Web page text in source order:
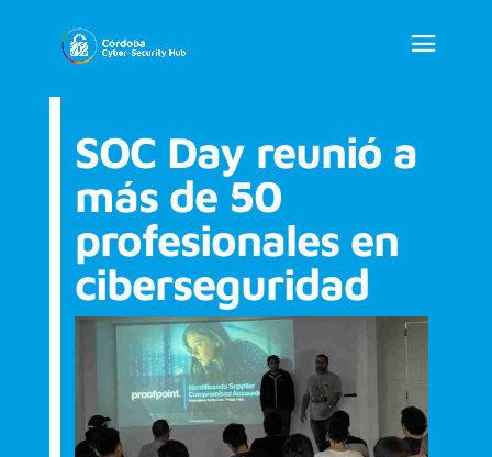
SOC Day reunió a
más de 50
profesionales en
ciberseguridad